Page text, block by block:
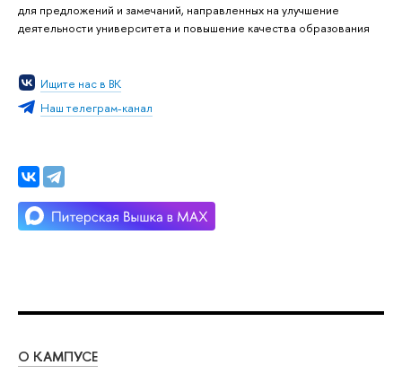
для предложений и замечаний, направленных на улучшение
деятельности университета и повышение качества образования
Ищите нас в ВК
Наш телеграм-канал
О КАМПУСЕ